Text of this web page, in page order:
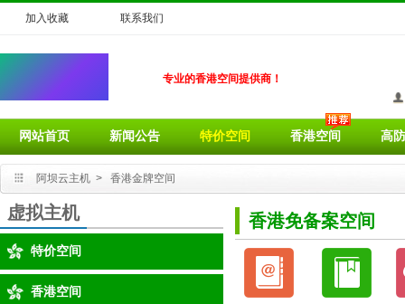
加入收藏 联系我们
专业的香港空间提供商！
网站首页 新闻公告 特价空间 香港空间 高
阿坝云主机 > 香港金牌空间
虚拟主机
特价空间
香港空间
香港免备案空间